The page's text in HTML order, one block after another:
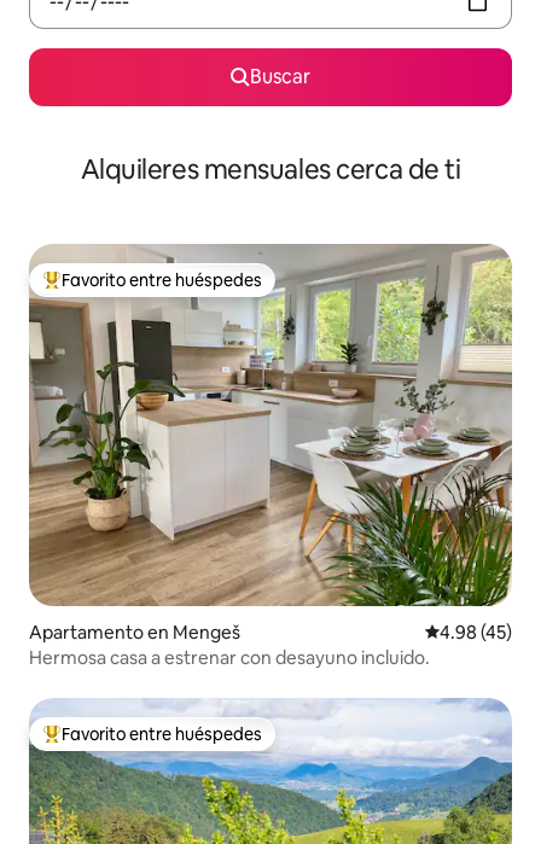
Buscar
Alquileres mensuales cerca de ti
Favorito entre huéspedes preferido
Favorito entre huéspedes
Apartamento en Mengeš Calificación
4.98 (45)
Hermosa casa a estrenar con desayuno incluido.
Favorito entre huéspedes preferido
Favorito entre huéspedes